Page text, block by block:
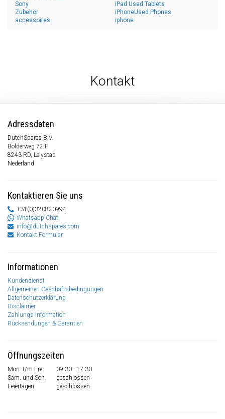
Sony
Zubehör
accessoires
iPad Used Tablets
iPhoneUsed Phones
iphone
Kontakt
Adressdaten
DutchSpares B.V.
Bolderweg 72 F
8243 RD, Lelystad
Nederland
Kontaktieren Sie uns
+31(0)320820994
Whatsapp Chat
info@dutchspares.com
Kontakt Formular
Informationen
Kundendienst
Allgemeinen Geschäftsbedingungen
Datenschutzerklärung
Disclaimer
Zahlungs Information
Rücksendungen & Garantien
Öffnungszeiten
Mon. t/m Fre.
09:30 - 17:30
Sam. und Son.
geschlossen
Feiertagen:
geschlossen